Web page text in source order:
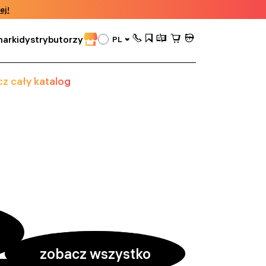
dystrybutorzy PL
cały katalog
zobacz wszystko